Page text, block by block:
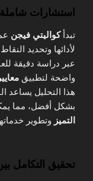
استشارات شاملة
تبدأكواليتي فيجن
لأدائها وتحديد
عبر دراسة دقيقة
واضحة لتطبيق
هذا التحليل يساعد
بشكل أفضل، مما
التميز وتطوير
تحقيق التكامل